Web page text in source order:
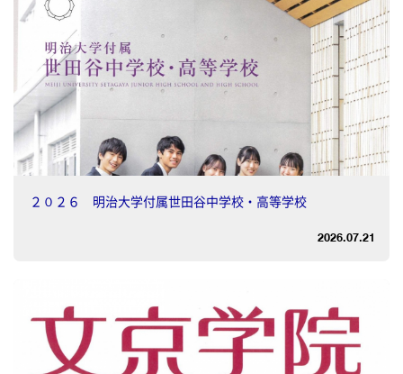
２０２６ 明治大学付属世田谷中学校・高等学校
2026.07.21